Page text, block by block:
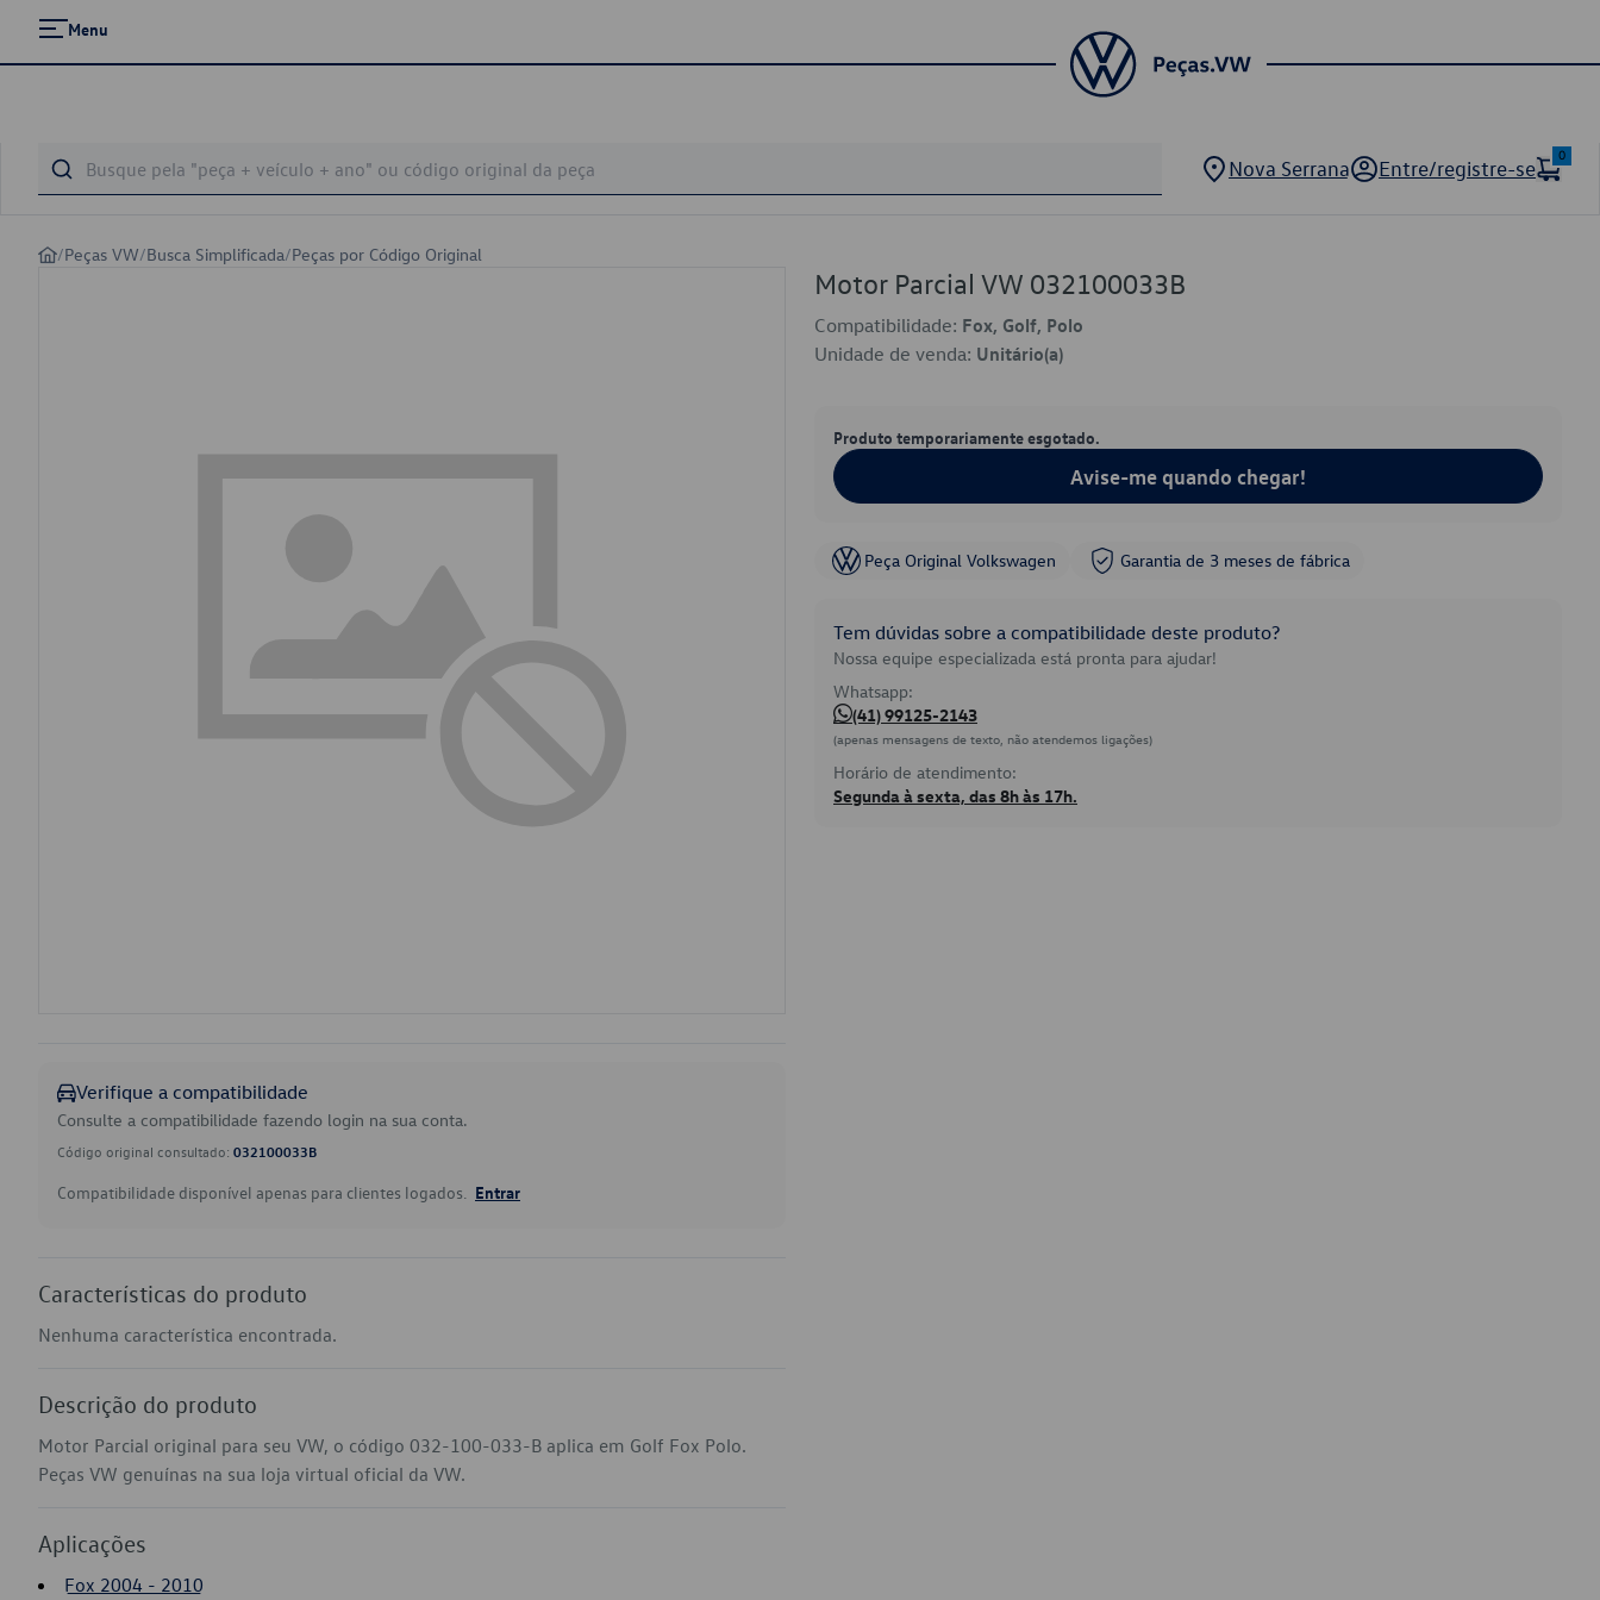
Menu
Nova Serrana Entre/registre-se
0
/Peças VW/Busca Simplificada/Peças por Código Original
Verifique a compatibilidade
Consulte a compatibilidade fazendo login na sua conta.
Código original consultado: 032100033B
Compatibilidade disponível apenas para clientes logados. Entrar
Características do produto
Nenhuma característica encontrada.
Descrição do produto
Motor Parcial original para seu VW, o código 032-100-033-B aplica em Golf Fox Polo.
Peças VW genuínas na sua loja virtual oficial da VW.
Aplicações
Fox 2004 - 2010
Motor Parcial VW 032100033B
Compatibilidade: Fox, Golf, Polo
Unidade de venda: Unitário(a)
Produto temporariamente esgotado.
Avise-me quando chegar!
Peça Original Volkswagen Garantia de 3 meses de fábrica
Tem dúvidas sobre a compatibilidade deste produto?
Nossa equipe especializada está pronta para ajudar!
Whatsapp:
(41) 99125-2143
(apenas mensagens de texto, não atendemos ligações)
Horário de atendimento:
Segunda à sexta, das 8h às 17h.